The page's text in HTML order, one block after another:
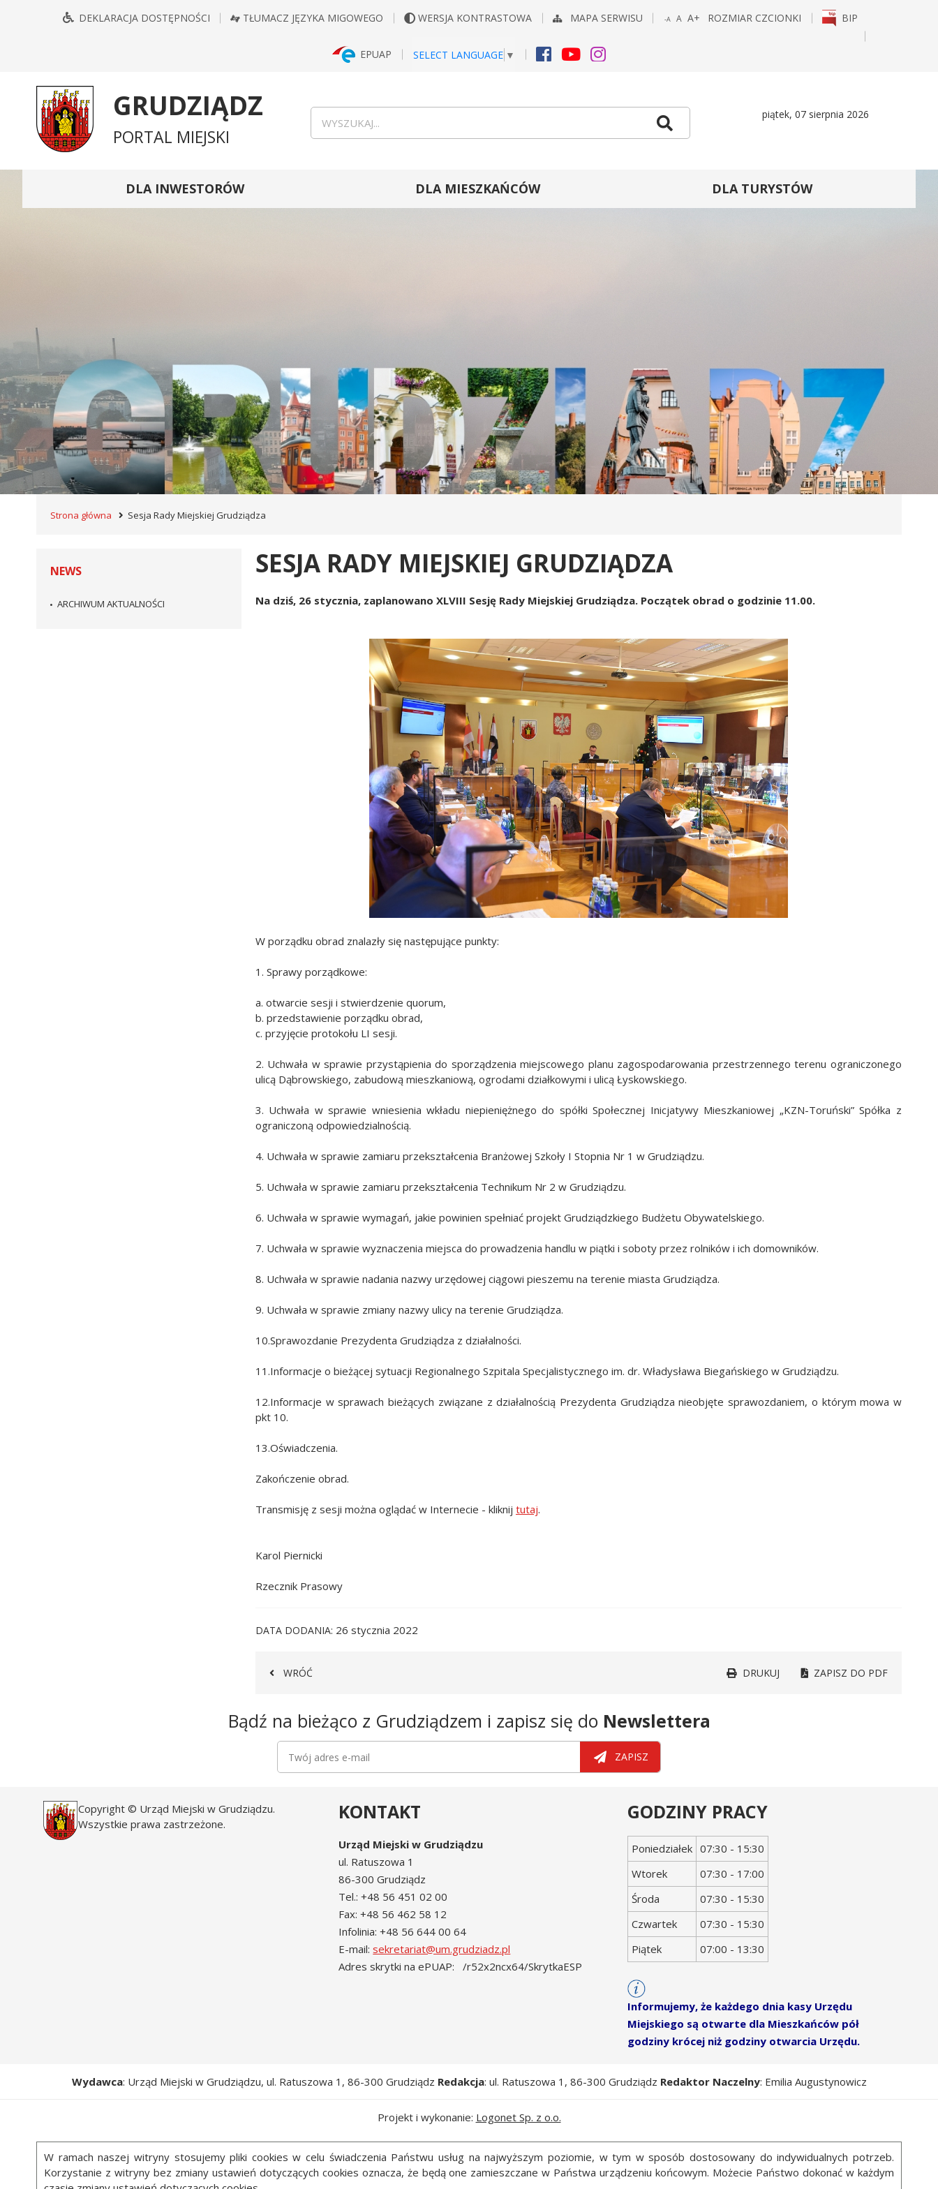
DEKLARACJA DOSTĘPNOŚCI TŁUMACZ JĘZYKA MIGOWEGO WERSJA KONTRASTOWA MAPA SERWISU
-A
A A+
ROZMIAR CZCIONKI BIP
EPUAP SELECT LANGUAGE ▼
FACEBOOK
YOUTUBEINSTAGRAM
GRUDZIĄDZ
PORTAL MIEJSKI
piątek, 07 sierpnia 2026
DLA INWESTORÓW DLA MIESZKAŃCÓW DLA TURYSTÓW
Strona główna Sesja Rady Miejskiej Grudziądza
NEWS
ARCHIWUM AKTUALNOŚCI
SESJA RADY MIEJSKIEJ GRUDZIĄDZA
Na dziś, 26 stycznia, zaplanowano XLVIII Sesję Rady Miejskiej Grudziądza. Początek obrad o godzinie 11.00.
W porządku obrad znalazły się następujące punkty:
1. Sprawy porządkowe:
a. otwarcie sesji i stwierdzenie quorum,
b. przedstawienie porządku obrad,
c. przyjęcie protokołu LI sesji.
2. Uchwała w sprawie przystąpienia do sporządzenia miejscowego planu zagospodarowania przestrzennego terenu ograniczonego
ulicą Dąbrowskiego, zabudową mieszkaniową, ogrodami działkowymi i ulicą Łyskowskiego.
3. Uchwała w sprawie wniesienia wkładu niepieniężnego do spółki Społecznej Inicjatywy Mieszkaniowej „KZN-Toruński” Spółka z
ograniczoną odpowiedzialnością.
4. Uchwała w sprawie zamiaru przekształcenia Branżowej Szkoły I Stopnia Nr 1 w Grudziądzu.
5. Uchwała w sprawie zamiaru przekształcenia Technikum Nr 2 w Grudziądzu.
6. Uchwała w sprawie wymagań, jakie powinien spełniać projekt Grudziądzkiego Budżetu Obywatelskiego.
7. Uchwała w sprawie wyznaczenia miejsca do prowadzenia handlu w piątki i soboty przez rolników i ich domowników.
8. Uchwała w sprawie nadania nazwy urzędowej ciągowi pieszemu na terenie miasta Grudziądza.
9. Uchwała w sprawie zmiany nazwy ulicy na terenie Grudziądza.
10.Sprawozdanie Prezydenta Grudziądza z działalności.
11.Informacje o bieżącej sytuacji Regionalnego Szpitala Specjalistycznego im. dr. Władysława Biegańskiego w Grudziądzu.
12.Informacje w sprawach bieżących związane z działalnością Prezydenta Grudziądza nieobjęte sprawozdaniem, o którym mowa w
pkt 10.
13.Oświadczenia.
Zakończenie obrad.
Transmisję z sesji można oglądać w Internecie - kliknij tutaj.
Karol Piernicki
Rzecznik Prasowy
DATA DODANIA 26 stycznia 2022
WRÓĆ DRUKUJ ZAPISZ DO PDF
Bądź na bieżąco z Grudziądzem i zapisz się do Newslettera
ZAPISZ
Copyright © Urząd Miejski w Grudziądzu.
Wszystkie prawa zastrzeżone.
KONTAKT
Urząd Miejski w Grudziądzu
ul. Ratuszowa 1
86-300 Grudziądz
Tel.: +48 56 451 02 00
Fax: +48 56 462 58 12
Infolinia: +48 56 644 00 64
E-mail:sekretariat@um.grudziadz.pl
Adres skrytki na ePUAP: /r52x2ncx64/SkrytkaESP
GODZINY PRACY
Dzień
tygodnia
Godziny
otwarcia
Poniedziałek 07:30 - 15:30
Wtorek
07:30 - 17:00
Środa
07:30 - 15:30
Czwartek
07:30 - 15:30
Piątek
07:00 - 13:30
Informujemy, że każdego dnia kasy Urzędu
Miejskiego są otwarte dla Mieszkańców pół
godziny krócej niż godziny otwarcia Urzędu.
Wydawca: Urząd Miejski w Grudziądzu, ul. Ratuszowa 1, 86-300 Grudziądz Redakcja: ul. Ratuszowa 1, 86-300 Grudziądz Redaktor Naczelny: Emilia Augustynowicz
Projekt i wykonanie: Logonet Sp. z o.o.
W ramach naszej witryny stosujemy pliki cookies w celu świadczenia Państwu usług na najwyższym poziomie, w tym w sposób dostosowany do indywidualnych potrzeb.
Korzystanie z witryny bez zmiany ustawień dotyczących cookies oznacza, że będą one zamieszczane w Państwa urządzeniu końcowym. Możecie Państwo dokonać w każdym